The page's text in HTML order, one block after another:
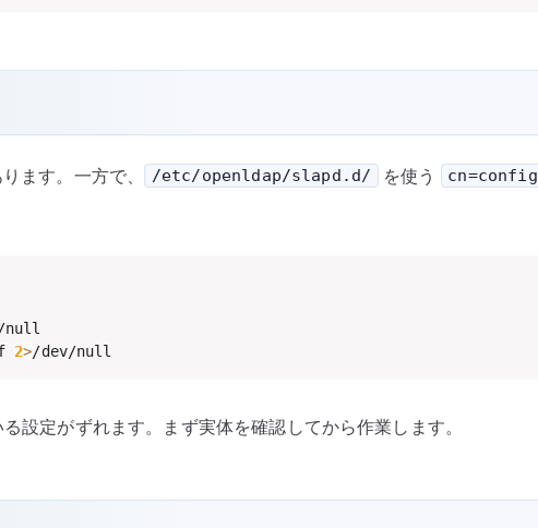
ます。一方で、 /etc/openldap/slapd.d/ を使う cn=config
2>/dev/null
設定がずれます。まず実体を確認してから作業します。